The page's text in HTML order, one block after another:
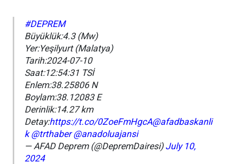
#DEPREM
Büyüklük:4.3 (Mw)
Yer:Yeşilyurt (Malatya)
Tarih:2024-07-10
Saat:12:54:31 TSİ
Enlem:38.25806 N
Boylam:38.12083 E
Derinlik:14.27 km
Detay:https://t.co/0ZoeFmHgcA@afadbaskanli
k @trthaber @anadoluajansi
— AFAD Deprem (@DepremDairesi) July 10,
2024